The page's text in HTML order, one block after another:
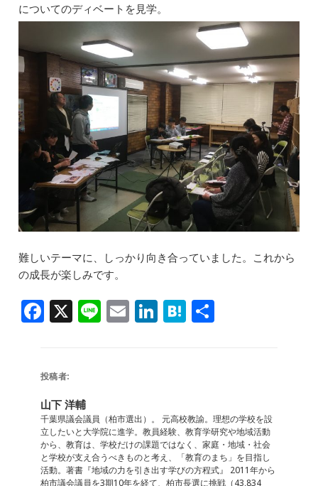
についてのディベートを見学。
難しいテーマに、しっかり向き合っていました。これから
の成長が楽しみです。
F
e
b
o
o
k
X Li E Li
n
H
投稿者:
山下 洋輔
千葉県議会議員（柏市選出）。 元高校教諭。理想の学校を設
立したいと大学院に進学。教員経験、教育学研究や地域活動
から、教育は、学校だけの課題ではなく、家庭・地域・社会
と学校が支え合うべきものと考え、「教育のまち」を目指し
活動。著書『地域の力を引き出す学びの方程式』 2011年から
柏市議会議員を3期10年を経て、柏市長選に挑戦（43,834